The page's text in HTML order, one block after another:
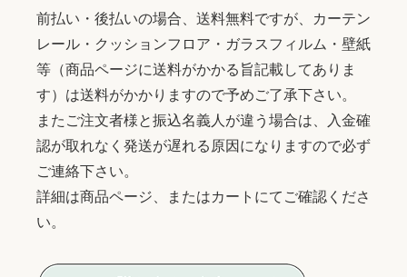
前払い・後払いの場合、送料無料ですが、カーテン
レール・クッションフロア・ガラスフィルム・壁紙
等（商品ページに送料がかかる旨記載してありま
す）は送料がかかりますので予めご了承下さい。
またご注文者様と振込名義人が違う場合は、入金確
認が取れなく発送が遅れる原因になりますので必ず
ご連絡下さい。
詳細は商品ページ、またはカートにてご確認くださ
い。